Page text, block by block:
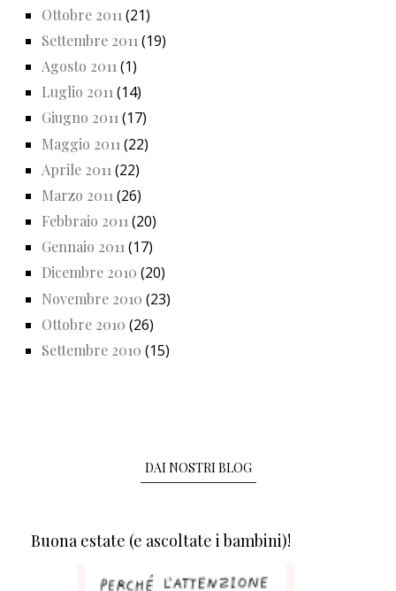
Ottobre 2011 (21)
Settembre 2011 (19)
Agosto 2011 (1)
Luglio 2011 (14)
Giugno 2011(17)
Maggio 2011 (22)
Aprile 2011 (22)
Marzo 2011 (26)
Febbraio 2011 (20)
Gennaio 2011(17)
Dicembre 2010 (20)
Novembre 2010 (23)
Ottobre 2010 (26)
Settembre 2010 (15)
DAI NOSTRI BLOG
Buona estate (e ascoltate i bambini)!